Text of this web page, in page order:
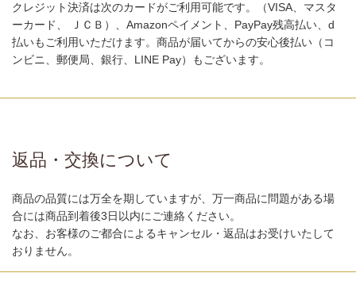
クレジット決済は次のカードがご利用可能です。（VISA、マスタ
ーカード、 ＪＣＢ）、Amazonペイメント、PayPay残高払い、d
払いもご利用いただけます。商品が届いてからの安心後払い（コ
ンビニ、郵便局、銀行、LINE Pay）もございます。
返品・交換について
商品の品質には万全を期していますが、万一商品に問題がある場
合には商品到着後3日以内にご連絡ください。
なお、お客様のご都合によるキャンセル・返品はお受けいたして
おりません。